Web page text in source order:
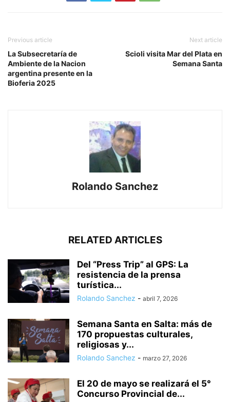
Previous article
La Subsecretaría de
Ambiente de la Nacion
argentina presente en la
Bioferia 2025
Next article
Scioli visita Mar del Plata en
Semana Santa
Rolando Sanchez
RELATED ARTICLES
Del “Press Trip” al GPS: La
resistencia de la prensa
turística...
Rolando Sanchez - abril 7, 2026
Semana Santa en Salta: más de
170 propuestas culturales,
religiosas y...
Rolando Sanchez - marzo 27, 2026
El 20 de mayo se realizará el 5°
Concurso Provincial de...